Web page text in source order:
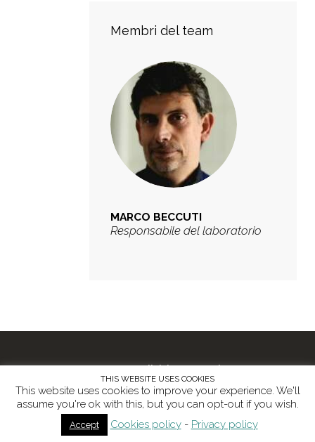
Membri del team
MARCO BECCUTI
Responsabile del laboratorio
ICXT @2015-2024. All right reserved /
Lungo Dora Siena, 100 – 10153 Torino /Email:
comscientifico.icxt@unito.it / Webdesign:
Lossless Studio
THIS WEBSITE USES COOKIES
This website uses cookies to improve your experience. We'll
assume you're ok with this, but you can opt-out if you wish.
Accept Cookies policy- Privacy policy